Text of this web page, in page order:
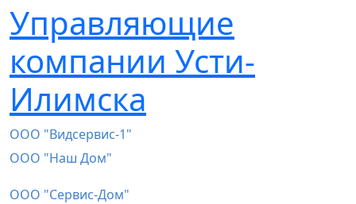
Управляющие
компании Усти-
Илимска
ООО "Видсервис-1"
ООО "Наш Дом"
ООО "Сервис-Дом"